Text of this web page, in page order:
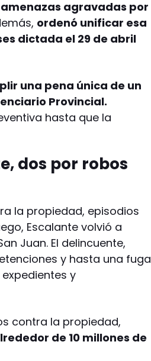
agravadas por
ordenó unificar esa
dictada el 29 de abril
una pena única de un
Provincial.
hasta que la
dos por robos
la propiedad, episodios
Escalante volvió a
Juan. El delincuente,
y hasta una fuga
y
contra la propiedad,
de 10 millones de